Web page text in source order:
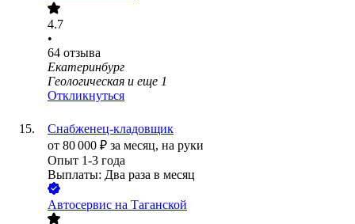
4.7
•
64 отзыва
Екатеринбург
Геологическая и еще 1
Откликнуться
Снабженец-кладовщик
от 80 000 ₽ за месяц, на руки
Опыт 1-3 года
Выплаты: Два раза в месяц
Автосервис на Таганской